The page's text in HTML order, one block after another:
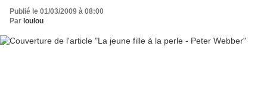
Publié le 01/03/2009 à 08:00
Par loulou